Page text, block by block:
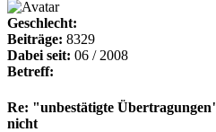
Geschlecht:
Beiträge: 8329
Dabei seit: 06 / 2008
Betreff:
Re: "unbestätigte
nicht